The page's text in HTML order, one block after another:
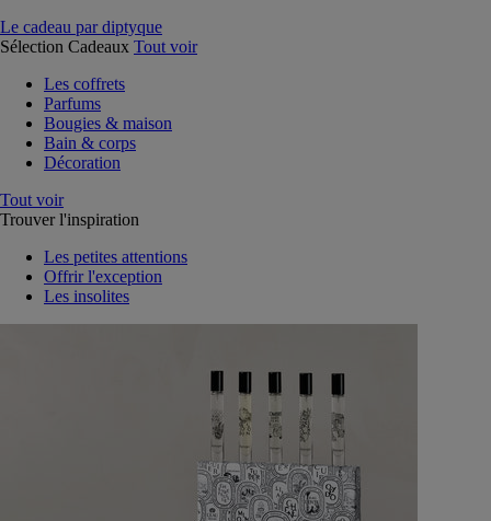
Le cadeau par diptyque
Sélection Cadeaux Tout voir
Les coffrets
Parfums
Bougies & maison
Bain & corps
Décoration
Tout voir
Trouver l'inspiration
Les petites attentions
Offrir l'exception
Les insolites